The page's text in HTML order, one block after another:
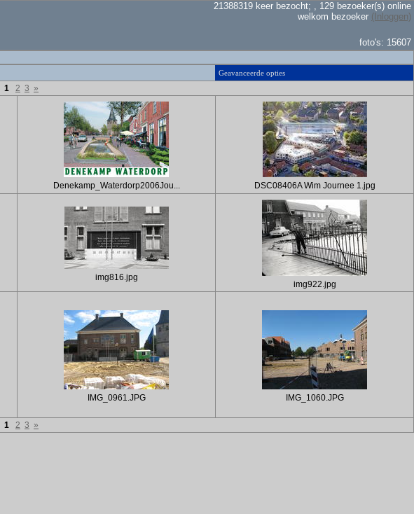
21388319 keer bezocht; , 129 bezoeker(s) online
welkom bezoeker (Inloggen)
foto's: 15607
Geavanceerde opties
1 2 3 »
Denekamp_Waterdorp2006Jou... DSC08406A Wim Journee 1.jpg
img816.jpg
img922.jpg
IMG_0961.JPG IMG_1060.JPG
1 2 3 »